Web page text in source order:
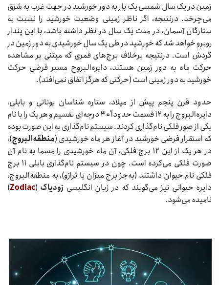
زمین در یک سال شمسی یک بار به دور خورشید در جهت غرب به شرق
می‌چرخد. درنتیجه، اگر ناظر زمینی وضعیت خورشید را نسبت به
ستارگان آسمان، در مدت یک سال در نظر داشته باشد، با این پندار
روبرو خواهد شد که خورشید در طی یک سال خورشیدی به دور زمین در
گردش است. درنتیجه برخلاف برج‌های قمری که مبتنی بر مشاهده
حرکت ماه به دور زمین هستند، دایره‌البروج مسیر فرضی حرکت
خورشید به دور زمینی است (حرکتی که هرگز اتفاق نمی‌افتد).
حدود قرن پنجم پیش از میلاد، ستاره شناسان یونانی و بابلی،
دایره‌البروج را به ۱۲ قسمت حدوداً ۳۰ درجه‌ای تقسیم و هر یک را با نام
یکی از صور فلکی نام‌گذاری کردند. سیستم نام‌گذاری به این صورت بوده
که استقرار فرضی خورشید در آغاز هر ماه خورشیدی (منطقه‌البروج)،
در هر یک از این ۱۲ برج فلکی، آن ماه خورشیدی را مسما به نام آن
صورت فلکی می‌کرده است. چون در سیستم نام‌گذاری بابلی ۱۱ برج
فلکی نام حیوان داشتند (به‌جز برج میزان یا ترازو)، به منطقه‌البروج،
دایره حیوانی نیز می‌گویند که در زبان انگلیسی زودیاک (
Zodiac
)
نامیده می‌شود.